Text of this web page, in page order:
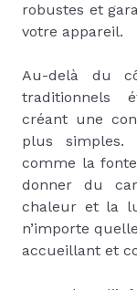
robustes et
votre appareil.
Au-delà du
traditionnels
créant une
plus simples.
comme la
donner du
chaleur et la
n’importe
accueillant et